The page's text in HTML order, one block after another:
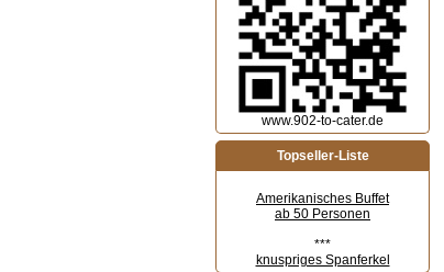
www.902-to-cater.de
Topseller-Liste
Amerikanisches Buffet
ab 50 Personen
***
knuspriges Spanferkel